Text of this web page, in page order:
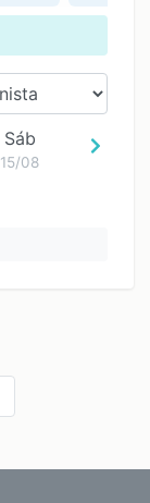
Sáb
15/08